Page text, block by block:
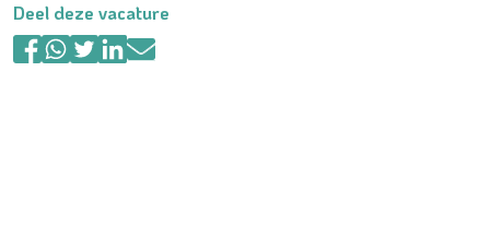
Deel deze vacature